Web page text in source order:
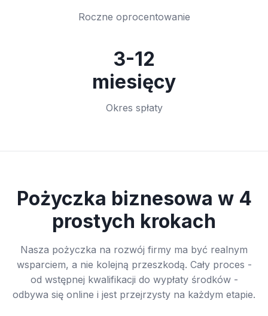
Roczne oprocentowanie
3-12
miesięcy
Okres spłaty
Pożyczka biznesowa w 4
prostych krokach
Nasza pożyczka na rozwój firmy ma być realnym
wsparciem, a nie kolejną przeszkodą. Cały proces -
od wstępnej kwalifikacji do wypłaty środków -
odbywa się online i jest przejrzysty na każdym etapie.